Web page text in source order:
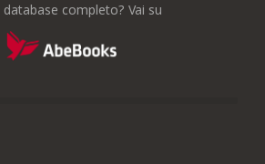
completo? Vai su